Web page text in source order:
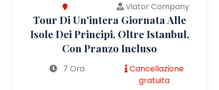
Viator Company
Tour Di Un'intera Giornata Alle
Isole Dei Principi, Oltre Istanbul,
Con Pranzo Incluso
7 Ora
Cancellazione
gratuita